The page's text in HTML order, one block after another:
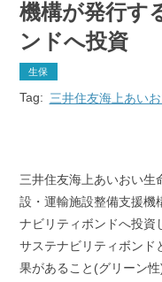
機構が発行す
ンドへ投資
生保
Tag: 三井住友海上あい
三井住友海上あいおい生
設・運輸施設整備支援機
ナビリティボンドへ投資
サステナビリティボンド
果があること(グリーン